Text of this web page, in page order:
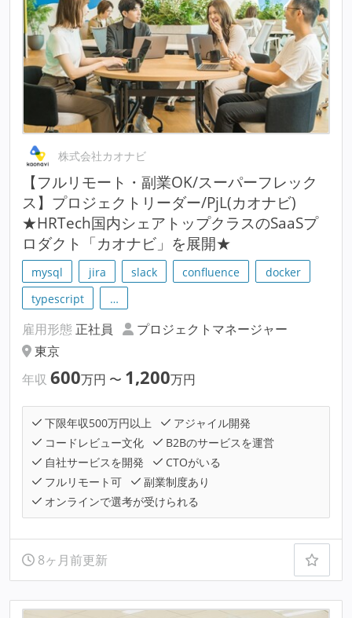
株式会社カオナビ
【フルリモート・副業OK/スーパーフレック
ス】プロジェクトリーダー/PjL(カオナビ)
★HRTech国内シェアトップクラスのSaaSプ
ロダクト「カオナビ」を展開★
mysql jira slack confluence
docker
typescript
…
雇用形態 正社員
プロジェクトマネージャー
東京
年収 600万円 〜 1,200万円
下限年収500万円以上
アジャイル開発
コードレビュー文化
B2Bのサービスを運営
自社サービスを開発
CTOがいる
フルリモート可
副業制度あり
オンラインで選考が受けられる
8ヶ月前更新